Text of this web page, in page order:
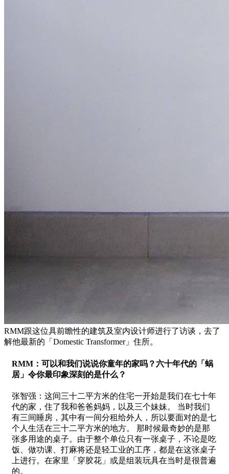
RMM跟这位具前瞻性的建筑及室内设计师进行了访谈，去了
解他最新的「Domestic Transformer」住所。
RMM：可以和我们说说你童年的家吗？六十年代的「蜗
居」令你最印象深刻的是什么？
张智强：这间三十二平方米的住宅一开始是我们在七十年
代的家，住了我和爸爸妈妈，以及三个妹妹。 当时我们
有三间睡房，其中有一间分租给外人，所以要面对的是七
个人生活在三十二平方米的地方。 那时候最奇妙的是那
张多用途的桌子。由于整个单位只有一张桌子，不论是吃
饭、做功课、打麻将还是轻工业的工序，都是在这张桌子
上进行。在家里「穿胶花」或是组装玩具在当时是很普遍
的。